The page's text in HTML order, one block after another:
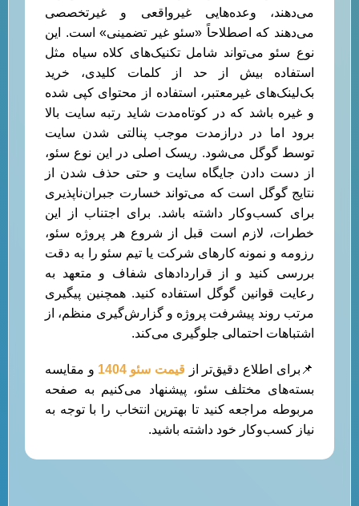
می‌دهند، وعده‌هایی غیرواقعی و غیرتخصصی
می‌دهند که اصطلاحاً «سئو غیر تضمینی» است. این
نوع سئو می‌تواند شامل تکنیک‌های کلاه سیاه مثل
استفاده بیش از حد از کلمات کلیدی، خرید
بک‌لینک‌های غیرمعتبر، استفاده از محتوای کپی شده
و غیره باشد که در کوتاه‌مدت شاید رتبه سایت بالا
برود اما در درازمدت موجب پنالتی شدن سایت
توسط گوگل می‌شود. ریسک اصلی در این نوع سئو،
از دست دادن جایگاه سایت و حتی حذف شدن از
نتایج گوگل است که می‌تواند خسارت جبران‌ناپذیری
برای کسب‌وکار داشته باشد. برای اجتناب از این
خطرات، لازم است قبل از شروع هر پروژه سئو،
رزومه و نمونه کارهای شرکت یا تیم سئو را به دقت
بررسی کنید و از قراردادهای شفاف و متعهد به
رعایت قوانین گوگل استفاده کنید. همچنین پیگیری
مرتب روند پیشرفت پروژه و گزارش‌گیری منظم، از
اشتباهات احتمالی جلوگیری می‌کند.
📌برای اطلاع دقیق‌تر از قیمت سئو 1404
و مقایسه
بسته‌های مختلف سئو، پیشنهاد می‌کنیم به صفحه
مربوطه مراجعه کنید تا بهترین انتخاب را با توجه به
نیاز کسب‌وکار خود داشته باشید.